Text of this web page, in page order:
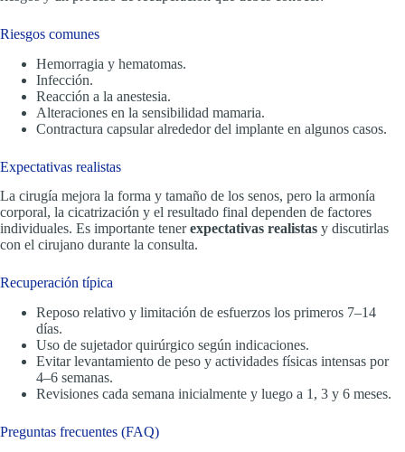
Riesgos comunes
Hemorragia y hematomas.
Infección.
Reacción a la anestesia.
Alteraciones en la sensibilidad mamaria.
Contractura capsular alrededor del implante en algunos casos.
Expectativas realistas
La cirugía mejora la forma y tamaño de los senos, pero la armonía
corporal, la cicatrización y el resultado final dependen de factores
individuales. Es importante tenerexpectativas realistas y discutirlas
con el cirujano durante la consulta.
Recuperación típica
Reposo relativo y limitación de esfuerzos los primeros 7–14
días.
Uso de sujetador quirúrgico según indicaciones.
Evitar levantamiento de peso y actividades físicas intensas por
4–6 semanas.
Revisiones cada semana inicialmente y luego a 1, 3 y 6 meses.
Preguntas frecuentes (FAQ)